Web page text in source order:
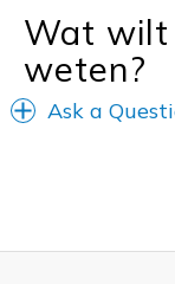
Wat wilt
weten?
Ask a